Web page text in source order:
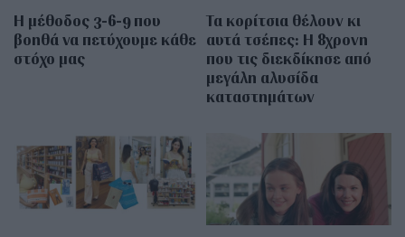
Η μέθοδος 3-6-9 που
βοηθά να πετύχουμε κάθε
στόχο μας
Τα κορίτσια θέλουν κι
αυτά τσέπες: Η 8χρονη
που τις διεκδίκησε από
μεγάλη αλυσίδα
καταστημάτων